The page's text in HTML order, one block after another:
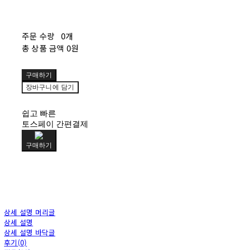
주문 수량 0개
총 상품 금액 0원
구매하기
장바구니에 담기
쉽고 빠른
토스페이 간편결제
구매하기
상세 설명 머리글
상세 설명
상세 설명 바닥글
후기(0)